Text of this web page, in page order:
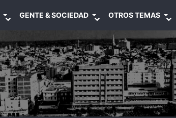
GENTE & SOCIEDAD OTROS TEMAS